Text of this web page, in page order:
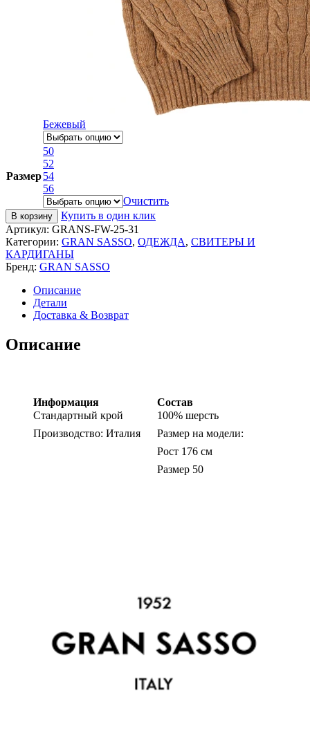
Бежевый
Размер
50
52
54
56
Очистить
В корзину
Купить в один клик
Артикул: GRANS-FW-25-31
Категории: GRAN SASSO, ОДЕЖДА, СВИТЕРЫ И
КАРДИГАНЫ
Бренд: GRAN SASSO
Описание
Детали
Доставка & Возврат
Описание
Информация
Стандартный крой
Производство: Италия
Состав
100% шерсть
Размер на модели:
Рост 176 см
Размер 50